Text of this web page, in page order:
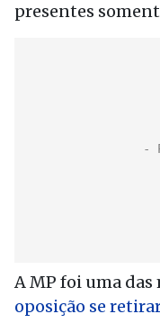
presentes
A MP foi uma das
oposição se